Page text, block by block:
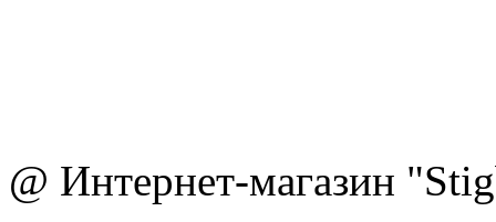
@ Интернет-магазин